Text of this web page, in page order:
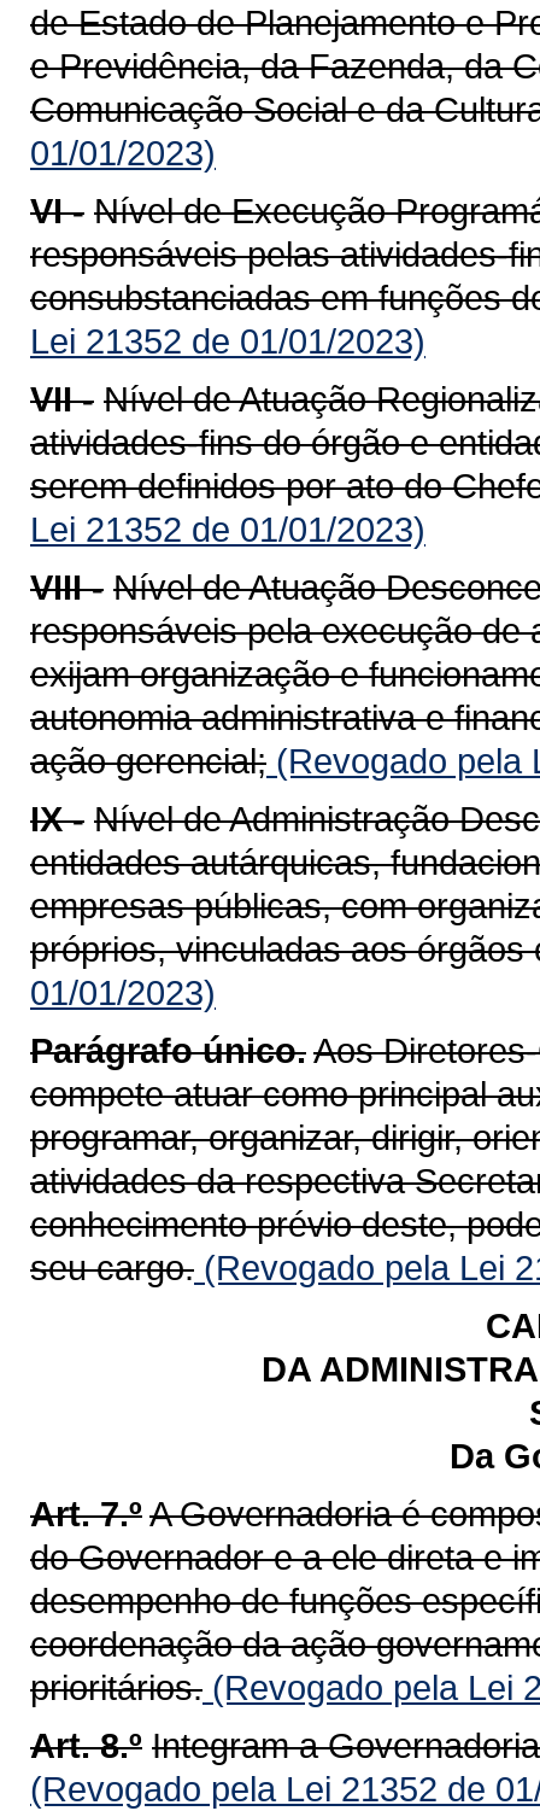
de Estado de Planejamento e
e Previdência, da Fazenda, da
Comunicação Social e da
01/01/2023)
VI - Nível de Execução
responsáveis pelas atividades-
consubstanciadas em funções
Lei 21352 de 01/01/2023)
VII - Nível de Atuação
atividades-fins do órgão e
serem definidos por ato do
Lei 21352 de 01/01/2023)
VIII - Nível de Atuação
responsáveis pela execução
exijam organização e
autonomia administrativa e
ação gerencial; (Revogado pela
IX - Nível de Administração
entidades autárquicas,
empresas públicas, com
próprios, vinculadas aos órgãos
01/01/2023)
Parágrafo único.Aos
compete atuar como principal
programar, organizar, dirigir,
atividades da respectiva
conhecimento prévio deste,
seu cargo. (Revogado pela Lei
DA
Da
Art. 7.ºA Governadoria é
do Governador e a ele direta e
desempenho de funções
coordenação da ação
prioritários. (Revogado pela Lei
Art. 8.º Integram a
(Revogado pela Lei 21352 de